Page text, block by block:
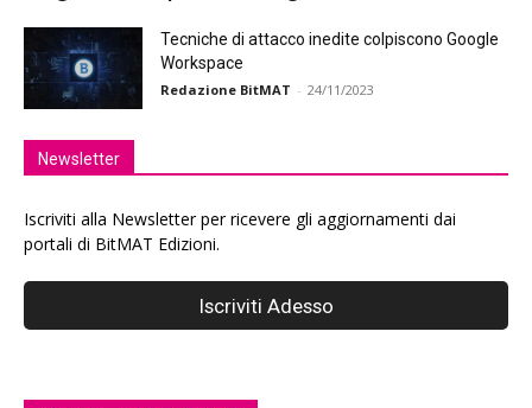
Tecniche di attacco inedite colpiscono Google
Workspace
Redazione BitMAT - 24/11/2023
Newsletter
Iscriviti alla Newsletter per ricevere gli aggiornamenti dai
portali di BitMAT Edizioni.